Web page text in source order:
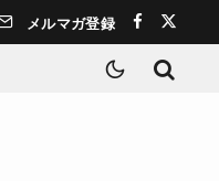
メルマガ登録